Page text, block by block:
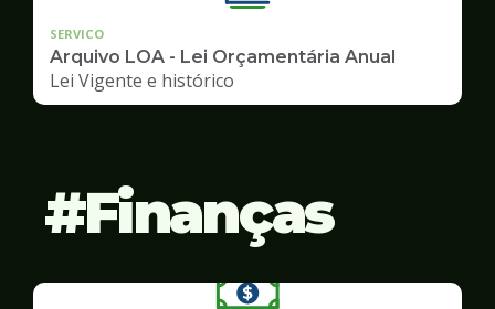
SERVICO
Arquivo LOA - Lei Orçamentária Anual
Lei Vigente e histórico
Finanças